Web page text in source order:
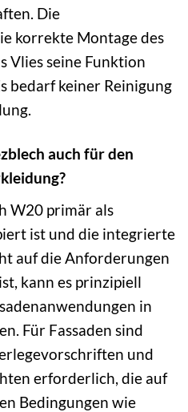
Die
korrekte Montage des
Vlies seine Funktion
bedarf keiner Reinigung
auch für den
W20 primär als
ist und die integrierte
auf die Anforderungen
kann es prinzipiell
in
Für Fassaden sind
und
erforderlich, die auf
Bedingungen wie